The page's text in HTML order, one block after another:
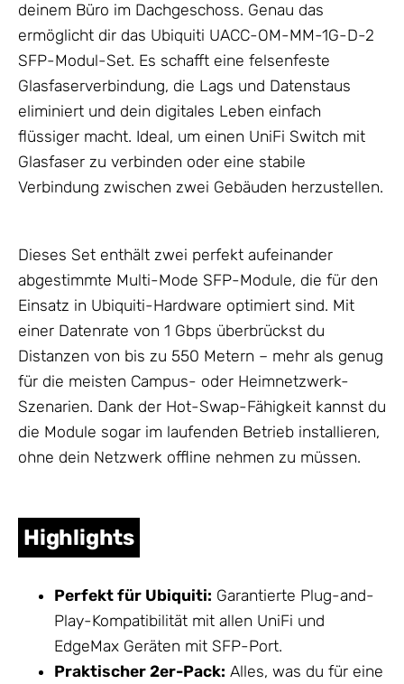
deinem Büro im Dachgeschoss. Genau das
ermöglicht dir das Ubiquiti UACC-OM-MM-1G-D-2
SFP-Modul-Set. Es schafft eine felsenfeste
Glasfaserverbindung, die Lags und Datenstaus
eliminiert und dein digitales Leben einfach
flüssiger macht. Ideal, um einen UniFi Switch mit
Glasfaser zu verbinden oder eine stabile
Verbindung zwischen zwei Gebäuden herzustellen.
Dieses Set enthält zwei perfekt aufeinander
abgestimmte Multi-Mode SFP-Module, die für den
Einsatz in Ubiquiti-Hardware optimiert sind. Mit
einer Datenrate von 1 Gbps überbrückst du
Distanzen von bis zu 550 Metern – mehr als genug
für die meisten Campus- oder Heimnetzwerk-
Szenarien. Dank der Hot-Swap-Fähigkeit kannst du
die Module sogar im laufenden Betrieb installieren,
ohne dein Netzwerk offline nehmen zu müssen.
Highlights
Perfekt für Ubiquiti: Garantierte Plug-and-
Play-Kompatibilität mit allen UniFi und
EdgeMax Geräten mit SFP-Port.
Praktischer 2er-Pack: Alles, was du für eine